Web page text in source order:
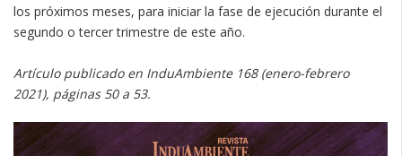
los próximos meses, para iniciar la fase de ejecución durante el
segundo o tercer trimestre de este año.
Artículo publicado en InduAmbiente 168 (enero-febrero
2021), páginas 50 a 53.